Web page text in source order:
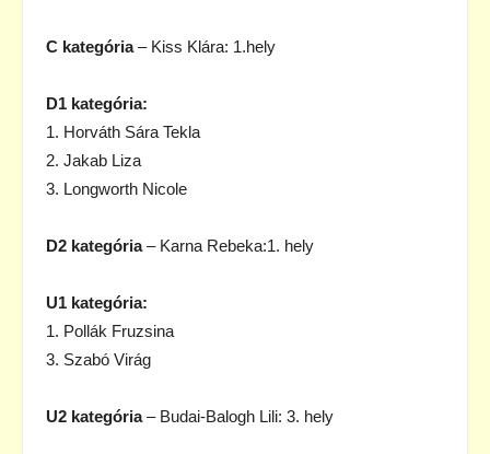
C kategória– Kiss Klára: 1.hely
D1 kategória:
1. Horváth Sára Tekla
2. Jakab Liza
3. Longworth Nicole
D2 kategória– Karna Rebeka:1. hely
U1 kategória:
1. Pollák Fruzsina
3. Szabó Virág
U2 kategória– Budai-Balogh Lili: 3. hely